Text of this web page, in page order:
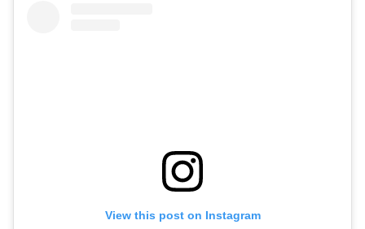
View this post on Instagram